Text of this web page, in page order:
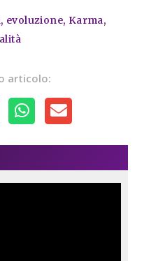
, evoluzione, Karma,
articolo: